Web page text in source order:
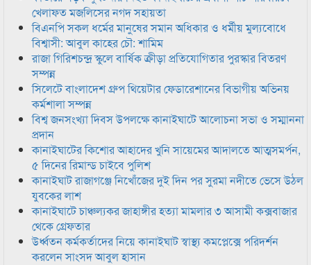
খেলাফত মজলিসের নগদ সহায়তা
বিএনপি সকল ধর্মের মানুষের সমান অধিকার ও ধর্মীয় মুল্যবোধে
বিশ্বাসী: আবুল কাহের চৌ: শামিম
রাজা গিরিশচন্দ্র স্কুলে বার্ষিক ক্রীড়া প্রতিযোগিতার পুরস্কার বিতরণ
সম্পন্ন
সিলেটে বাংলাদেশ গ্রুপ থিয়েটার ফেডারেশানের বিভাগীয় অভিনয়
কর্মশালা সম্পন্ন
বিশ্ব জনসংখ্যা দিবস উপলক্ষে কানাইঘাটে আলোচনা সভা ও সম্মাননা
প্রদান
কানাইঘাটের কিশোর আহাদের খুনি সায়েমের আদালতে আত্মসমর্পন,
৫ দিনের রিমান্ড চাইবে পুলিশ
কানাইঘাট রাজাগঞ্জে নিখোঁজের দুই দিন পর সুরমা নদীতে ভেসে উঠল
যুবকের লাশ
কানাইঘাটে চাঞ্চল্যকর জাহাঙ্গীর হত্যা মামলার ৩ আসামী কক্সবাজার
থেকে গ্রেফতার
উর্ধ্বতন কর্মকর্তাদের নিয়ে কানাইঘাট স্বাস্থ্য কমপ্লেক্সে পরিদর্শন
করলেন সাংসদ আবুল হাসান